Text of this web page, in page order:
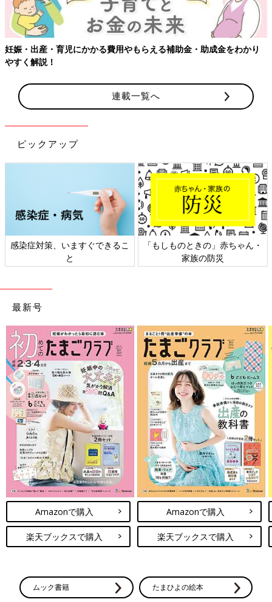
検査の結果、子宮内感染はありませんでしたが、河原さんは入院
を見ることになりました。
「翌日からの入院生活では、赤ちゃんの心臓が止まらないように
信じることしかできませんでした。ずっと不安は抱えていました
が、私がネガティブなことを考えたらそれが赤ちゃんに伝わって
しまうんじゃないかと思い、できるだけ“中絶”や“流産”といった
マイナスな言葉は口にしないようにして過ごしました。毎日書い
ていた日記にも、ネガティブなことは書かないと決めました。
毎日、医師や看護師さんがおなかの赤ちゃんの心音を確認してく
れました。その音を聞いて『今日も生きている』と少しだけほっ
とする日々。エコー検査の日には、動いている姿を見ることもで
きました。幸運にも大きな変化はなく、2人の心臓は動き続けて
くれました」（河原さん）
急な入院の上、おなかの赤ちゃんの命にかかわる状況で、仕事を
休むことを会社に連絡するのもつらかった、と河原さんは言いま
す。
「いつまで入院するかわからないことを直属の上司と編集長に連
絡しなくてはいけませんでしたが、感情があふれてしまうと思
い、どうしても電話ができなかったんです。メールで『破水して
入院します。いつまで入院するかわかりませんが、赤ちゃん難し
いかもしれません』と伝えました」（河原さん）
「障害があっても、生きてくれたらいい」
妊娠・出産・育児にかかる費用やもらえる補助金・助成金をわかり
やすく解説！
連載一覧へ
ピックアップ
感染症対策、いますぐできるこ
と
「もしものときの」赤ちゃん・
家族の防災
最新号
Amazonで購入
楽天ブックスで購入
Amazonで購入
楽天ブックスで購入
ムック書籍 たまひよの絵本